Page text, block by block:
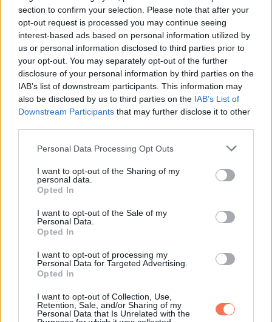
section to confirm your selection. Please note that after your
opt-out request is processed you may continue seeing
interest-based ads based on personal information utilized by
us or personal information disclosed to third parties prior to
your opt-out. You may separately opt-out of the further
disclosure of your personal information by third parties on the
IAB’s list of downstream participants. This information may
also be disclosed by us to third parties on the IAB’s List of
Downstream Participants that may further disclose it to other
Please note that this website/app uses one or more Google
not limited to your visit or usage behaviour. You may click to
grant or deny consent to Google and its third-party tags to
use your data for below specified purposes in below Google
consent section.
Personal Data Processing Opt Outs
I want to opt-out of the Sharing of my
personal data.
Opted In
I want to opt-out of the Sale of my
Personal Data.
Opted In
I want to opt-out of processing my
Personal Data for Targeted Advertising.
Opted In
I want to opt-out of Collection, Use,
Retention, Sale, and/or Sharing of my
Personal Data that Is Unrelated with the
Oszd meg ezt a posztot:
WhatsappRedditShare
via
Email
ELŐZŐ POSZT
A nők 7 lelki jele, akikre Isten különleges
küldetést bíz (Padre Pio tanításai nyomán)
KÖVETKEZŐ POSZT
kolostorba küldte, de amit tett, azt egész
életében bánta